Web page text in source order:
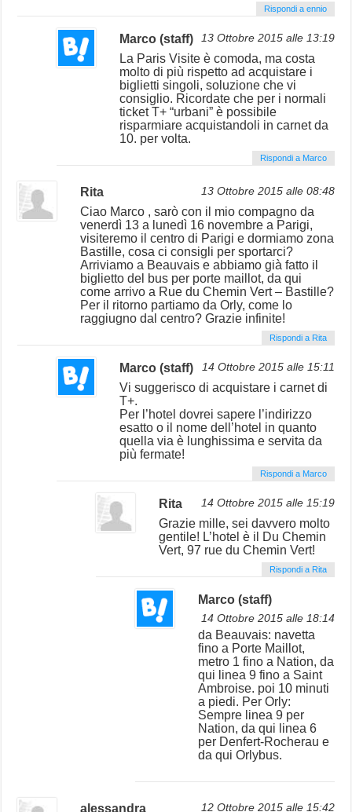
Rispondi a ennio
Marco (staff) 13 Ottobre 2015 alle 13:19
La Paris Visite è comoda, ma costa
molto di più rispetto ad acquistare i
biglietti singoli, soluzione che vi
consiglio. Ricordate che per i normali
ticket T+ “urbani” è possibile
risparmiare acquistandoli in carnet da
10. per volta.
Rispondi a Marco
Rita 13 Ottobre 2015 alle 08:48
Ciao Marco , sarò con il mio compagno da
venerdì 13 a lunedì 16 novembre a Parigi,
visiteremo il centro di Parigi e dormiamo zona
Bastille, cosa ci consigli per sportarci?
Arriviamo a Beauvais e abbiamo già fatto il
biglietto del bus per porte maillot, da qui
come arrivo a Rue du Chemin Vert – Bastille?
Per il ritorno partiamo da Orly, come lo
raggiugno dal centro? Grazie infinite!
Rispondi a Rita
Marco (staff) 14 Ottobre 2015 alle 15:11
Vi suggerisco di acquistare i carnet di
T+.
Per l’hotel dovrei sapere l’indirizzo
esatto o il nome dell’hotel in quanto
quella via è lunghissima e servita da
più fermate!
Rispondi a Marco
Rita 14 Ottobre 2015 alle 15:19
Grazie mille, sei davvero molto
gentile! L’hotel è il Du Chemin
Vert, 97 rue du Chemin Vert!
Rispondi a Rita
Marco (staff)
14 Ottobre 2015 alle 18:14
da Beauvais: navetta
fino a Porte Maillot,
metro 1 fino a Nation, da
qui linea 9 fino a Saint
Ambroise. poi 10 minuti
a piedi. Per Orly:
Sempre linea 9 per
Nation, da qui linea 6
per Denfert-Rocherau e
da qui Orlybus.
alessandra 12 Ottobre 2015 alle 15:42